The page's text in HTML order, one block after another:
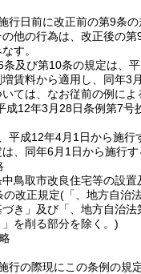
行日前に改正前の第9条
他の行為は、改正後の第
す。
条及び第10条の規定は、
賃料から適用し、同年3
ては、なお従前の例によ
成12年3月28日条例第7号
平成12年4月1日から施行
、同年6月1日から施行す
鳥取市改良住宅等の設置
の改正規定(「、地方自治
き」及び「、地方自治法
を削る部分を除く。)
略
行の際現にこの条例の規